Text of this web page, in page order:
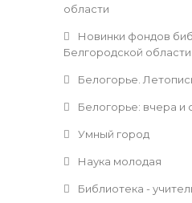
области
Новинки фондов
Белгородской области
Белогорье.
Белогорье: вчера и
Умный город
Наука молодая
Библиотека -